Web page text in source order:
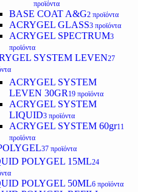
προϊόντα
BASE COAT A&G2 προϊόντα
ACRYGEL GLASS3 προϊόντα
ACRYGEL SPECTRUM3
προϊόντα
SYSTEM LEVEN27
ACRYGEL SYSTEM
LEVEN 30GR 19 προϊόντα
ACRYGEL SYSTEM
LIQUID3 προϊόντα
ACRYGEL SYSTEM 60gr11
προϊόντα
37 προϊόντα
POLYGEL 15ML24
POLYGEL 50ML6 προϊόντα